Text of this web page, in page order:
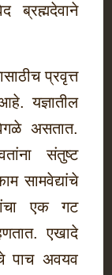
ब्रह्मदेवाने
प्रवृत्त
यज्ञातील
असतात.
संतुष्ट
सामवेद्यांचे
एक गट
एखादे
पाच अवयव